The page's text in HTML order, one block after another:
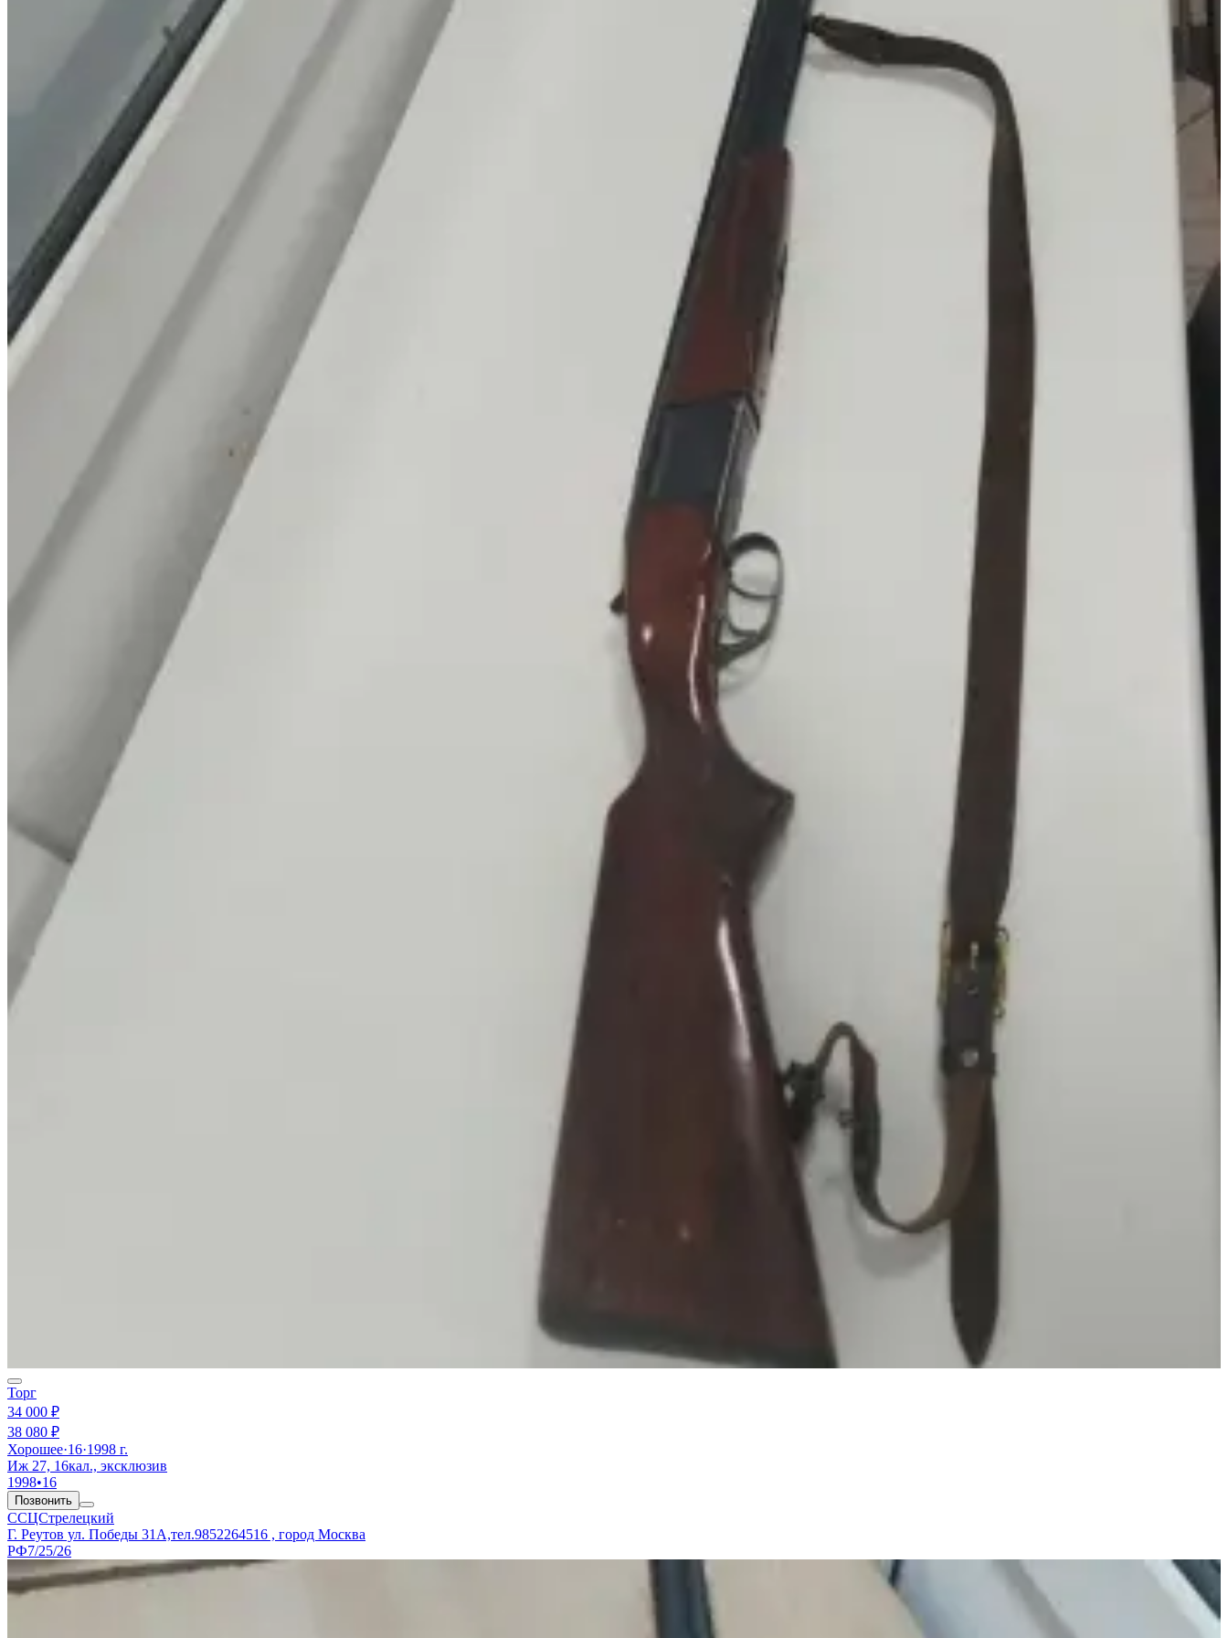
Торг
34 000 ₽
38 080 ₽
Хорошее·16·1998 г.
Иж 27, 16кал., эксклюзив
1998•16
Позвонить
ССЦСтрелецкий
Г. Реутов ул. Победы 31А,тел.9852264516 , город Москва
РФ7/25/26